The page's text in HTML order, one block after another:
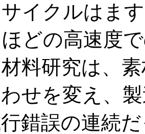
イクルはま
どの高速度
料研究は、
せを変え、
錯誤の連続